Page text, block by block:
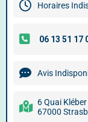
Horaires
Avis
6 Quai Kléber
67000